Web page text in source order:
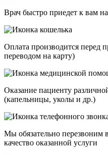
Врач быстро приедет к вам
Оплата производится перед
переводом на карту)
Оказание пациенту
(капельницы, уколы и др.)
Мы обязательно перезвоним
качество оказанной услуги